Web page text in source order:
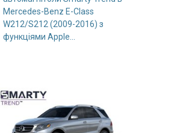
Mercedes-Benz E-Class
W212/S212 (2009-2016) з
функціями Apple...